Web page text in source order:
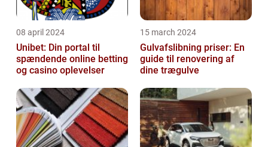
08 april 2024
Unibet: Din portal til
spændende online betting
og casino oplevelser
15 march 2024
Gulvafslibning priser: En
guide til renovering af
dine trægulve